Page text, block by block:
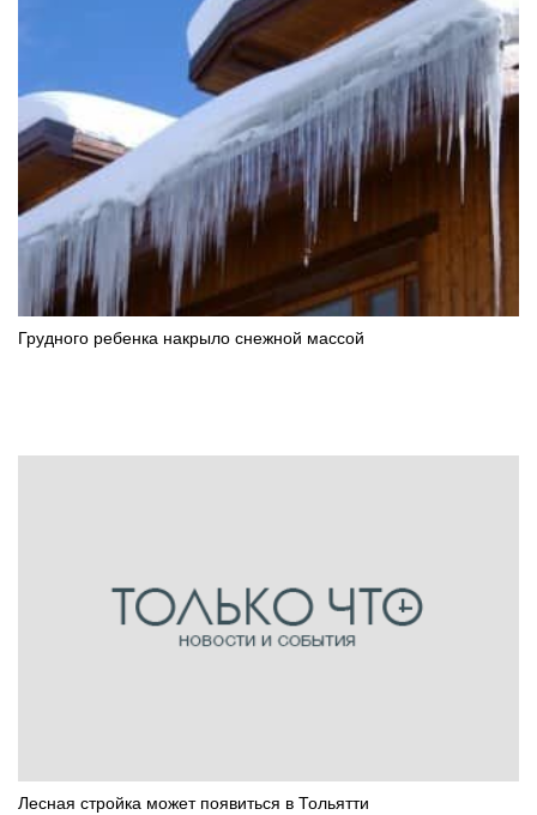
Грудного ребенка накрыло снежной массой
Лесная стройка может появиться в Тольятти